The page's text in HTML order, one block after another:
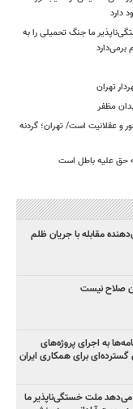
دارد
ما جنگ تحمیلی را به
تهران
مظفر
و عقلانیت است/ تهران؛ گردنه
حق علیه باطل است
مقابله با جریان ظلم
صلاح نیست
به اجرای پروژه‌های
گسترده‌ای برای همکاری ایران
ملت خستگی‌ناپذیر ما